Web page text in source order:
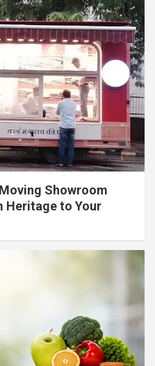
Showroom
Heritage to Your